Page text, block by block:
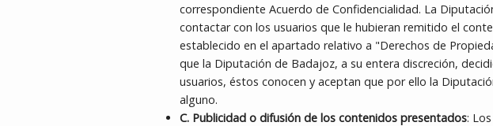
correspondiente Acuerdo de Confidencialidad. La
contactar con los usuarios que le hubieran remitido el
establecido en el apartado relativo a "Derechos de
que la Diputación de Badajoz, a su entera discreción,
usuarios, éstos conocen y aceptan que por ello la
alguno.
C. Publicidad o difusión de los contenidos presentados: